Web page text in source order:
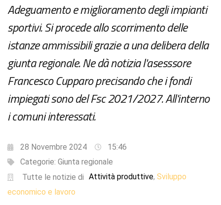
Adeguamento e miglioramento degli impianti
sportivi. Si procede allo scorrimento delle
istanze ammissibili grazie a una delibera della
giunta regionale. Ne dà notizia l'asesssore
Francesco Cupparo precisando che i fondi
impiegati sono del Fsc 2021/2027. All'interno
i comuni interessati.
28 Novembre 2024
15:46
Categorie: Giunta regionale
Tutte le notizie di Attività produttive, Sviluppo
economico e lavoro